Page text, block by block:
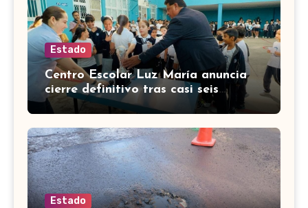
Estado
Centro Escolar Luz María anuncia
cierre definitivo tras casi seis
décadas en Celaya
Estado